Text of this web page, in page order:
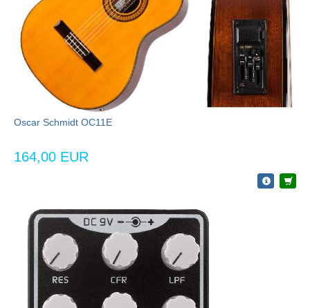
Oscar Schmidt OC11E
164,00 EUR